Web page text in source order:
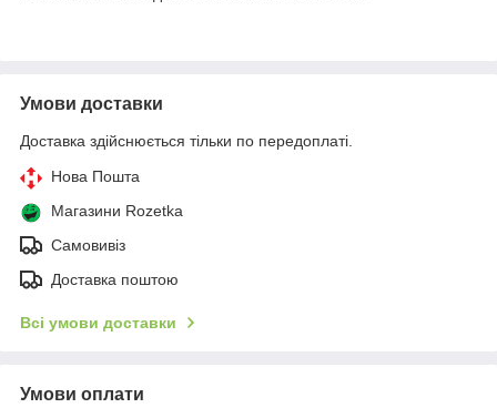
Умови доставки
Доставка здійснюється тільки по передоплаті.
Нова Пошта
Магазини Rozetka
Самовивіз
Доставка поштою
Всі умови доставки
Умови оплати